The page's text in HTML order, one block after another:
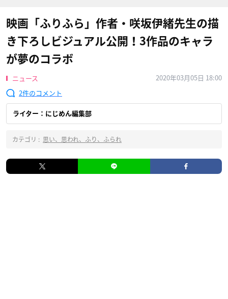
映画「ふりふら」作者・咲坂伊緒先生の描
き下ろしビジュアル公開！3作品のキャラ
が夢のコラボ
ニュース
2020年03月05日 18:00
2
ライター：にじめん編集部
カテゴリ : 思い、思われ、ふり、ふられ